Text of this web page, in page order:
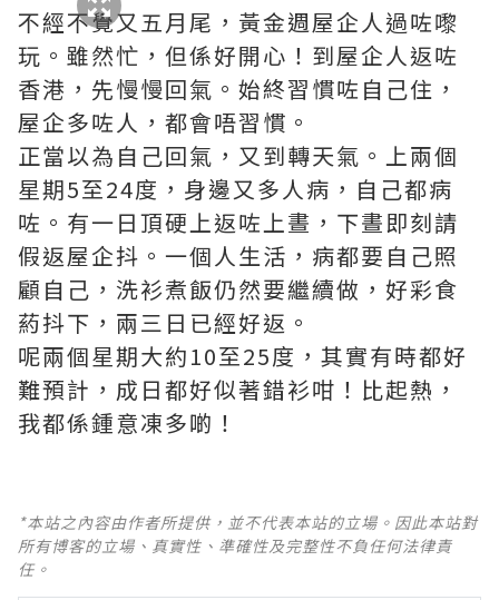
不經不覺又五月尾，黃金週屋企人過咗嚟
玩。雖然忙，但係好開心！到屋企人返咗
香港，先慢慢回氣。始終習慣咗自己住，
屋企多咗人，都會唔習慣。
正當以為自己回氣，又到轉天氣。上兩個
星期5至24度，身邊又多人病，自己都病
咗。有一日頂硬上返咗上晝，下晝即刻請
假返屋企抖。一個人生活，病都要自己照
顧自己，洗衫煮飯仍然要繼續做，好彩食
葯抖下，兩三日已經好返。
呢兩個星期大約10至25度，其實有時都好
難預計，成日都好似著錯衫咁！比起熱，
我都係鍾意凍多啲！
*本站之內容由作者所提供，並不代表本站的立場。因此本站對
所有博客的立場、真實性、準確性及完整性不負任何法律責
任。